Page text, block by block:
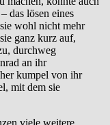
das lösen eines
wohl nicht mehr
ganz kurz auf,
durchweg
an ihr
kumpel von ihr
mit dem sie
viele weitere